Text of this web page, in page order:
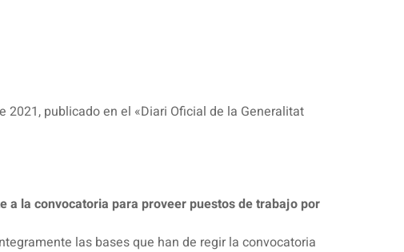
publicado en el «Diari Oficial de la Generalitat
a la convocatoria para proveer puestos de trabajo por
las bases que han de regir la convocatoria